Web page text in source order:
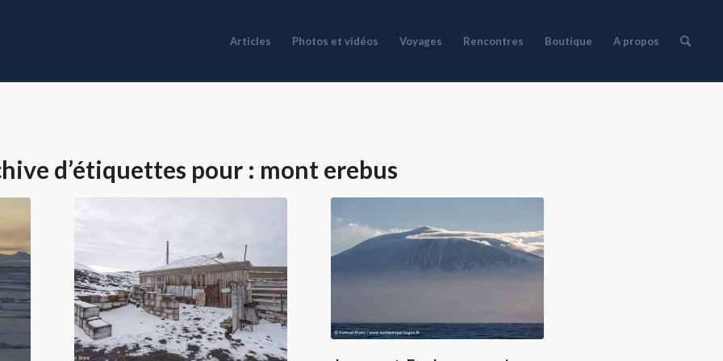
Articles Photos et vidéos Voyages Rencontres Boutique A propos
d’étiquettes pour : mont erebus